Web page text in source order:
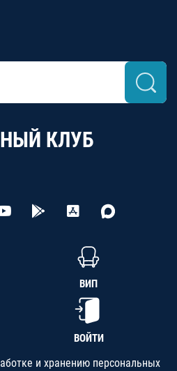
КЛУБ
ВИП
ВОЙТИ
и хранению персональных